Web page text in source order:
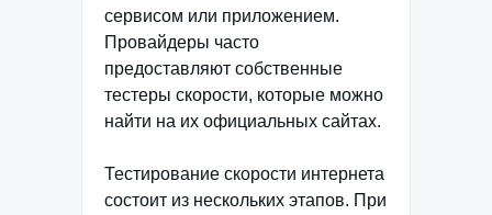
сервисом или приложением.
Провайдеры часто
предоставляют собственные
тестеры скорости, которые можно
найти на их официальных сайтах.
Тестирование скорости интернета
состоит из нескольких этапов. При